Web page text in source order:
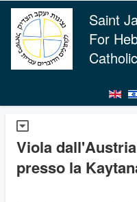
Saint
For
Viola
presso la